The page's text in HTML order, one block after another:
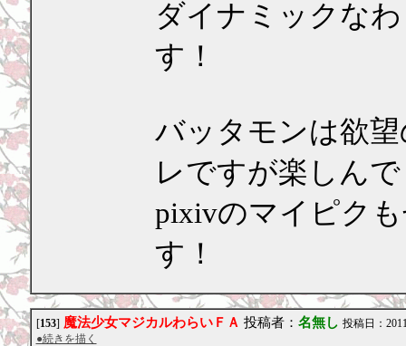
ダイナミックな
す！
バッタモンは欲
レですが楽しん
pixivのマイピク
す！
[153] 魔法少女マジカルわらいＦＡ 投稿者： 名無し 投稿日：
●続きを描く